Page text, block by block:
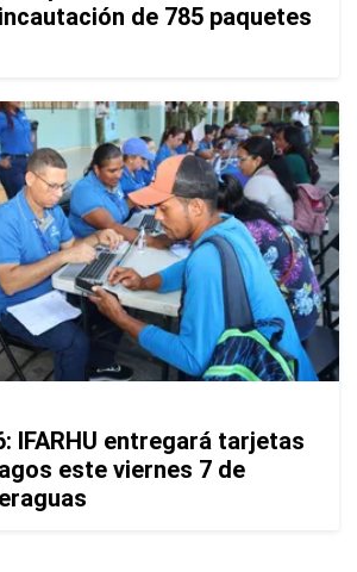
de 785 paquetes
IFARHU entregará tarjetas
este viernes 7 de